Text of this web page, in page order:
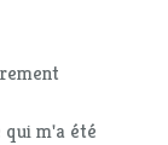
qui m'a été